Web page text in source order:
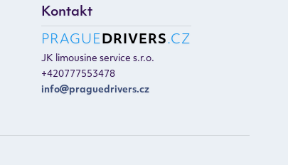
Kontakt
PRAGUE DRIVERS.CZ
JK limousine service s.r.o.
+420777553478
info
praguedrivers.cz